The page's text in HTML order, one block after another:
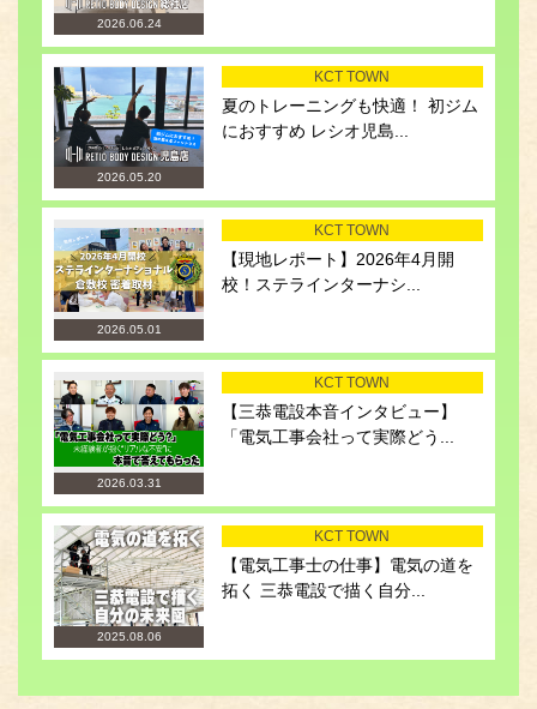
2026.06.24
2026.05.20
KCT TOWN
夏のトレーニングも快適！ 初ジム
におすすめ レシオ児島...
2026.05.01
KCT TOWN
【現地レポート】2026年4月開
校！ステラインターナシ...
2026.03.31
KCT TOWN
【三恭電設本音インタビュー】
「電気工事会社って実際どう...
2025.08.06
KCT TOWN
【電気工事士の仕事】電気の道を
拓く 三恭電設で描く自分...